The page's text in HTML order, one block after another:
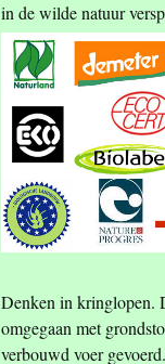
in de wilde natuur
Denken in kringlopen.
omgegaan met
verbouwd voer